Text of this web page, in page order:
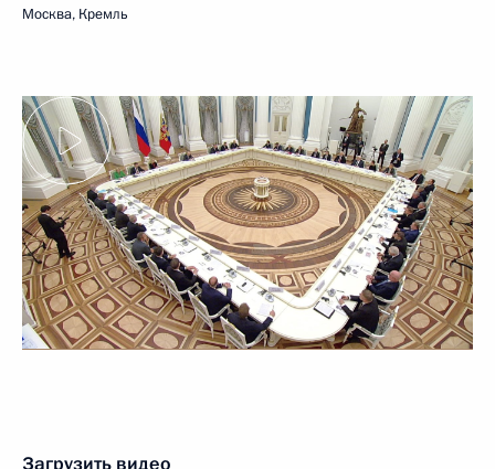
Москва, Кремль
Загрузить видео